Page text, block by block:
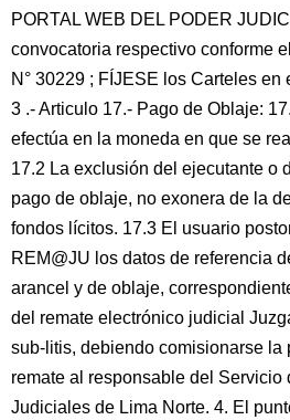
PORTAL WEB DEL PODER
convocatoria respectivo conforme
N° 30229 ; FÍJESE los Carteles en
3 .- Articulo 17.- Pago de Oblaje:
efectúa en la moneda en que se
17.2 La exclusión del ejecutante o
pago de oblaje, no exonera de la
fondos lícitos. 17.3 El usuario
REM@JU los datos de referencia
arancel y de oblaje,
del remate electrónico judicial
sub-litis, debiendo comisionarse
remate al responsable del Servicio
Judiciales de Lima Norte. 4. El